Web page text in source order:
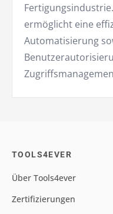
ermöglicht eine
Automatisierung
TOOLS4EVER
Über Tools4ever
Zertifizierungen